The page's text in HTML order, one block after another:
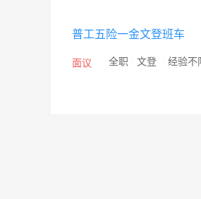
普工五险一金文登班车
面议 全职 文登 经验不